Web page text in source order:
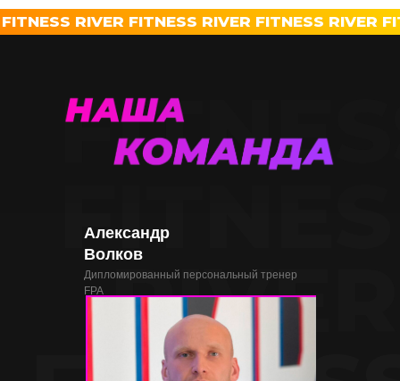
RIVER FITNESS RIVER FITNESS RIVER
RIVER
Александр
Волков
Дипломированный персональный тренер
FPA